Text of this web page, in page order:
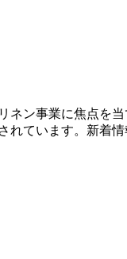
ン事業に焦点を
ています。新着